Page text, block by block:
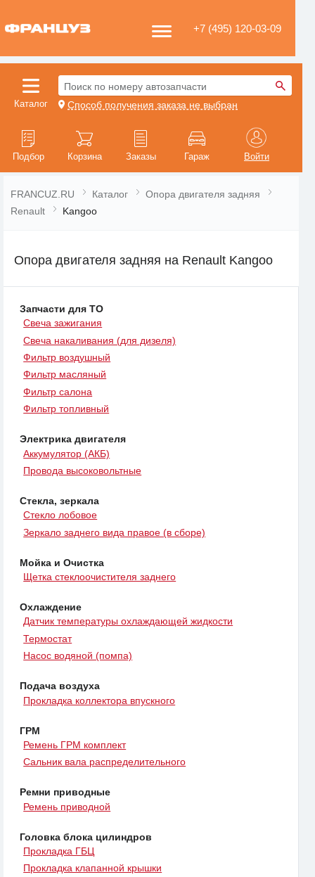
+7 (495) 120-03-09
Каталог
Поиск по номеру автозапчасти
Способ получения заказа не выбран
Подбор Корзина Заказы Гараж Войти
FRANCUZ.RU Каталог
Опора двигателя задняя
Renault
Kangoo
Опора двигателя задняя на Renault Kangoo
Запчасти для ТО
Свеча зажигания
Свеча накаливания (для дизеля)
Фильтр воздушный
Фильтр масляный
Фильтр салона
Фильтр топливный
Электрика двигателя
Аккумулятор (АКБ)
Провода высоковольтные
Стекла, зеркала
Стекло лобовое
Зеркало заднего вида правое (в сборе)
Мойка и Очистка
Щетка стеклоочистителя заднего
Охлаждение
Датчик температуры охлаждающей жидкости
Термостат
Насос водяной (помпа)
Подача воздуха
Прокладка коллектора впускного
ГРМ
Ремень ГРМ комплект
Сальник вала распределительного
Ремни приводные
Ремень приводной
Головка блока цилиндров
Прокладка ГБЦ
Прокладка клапанной крышки